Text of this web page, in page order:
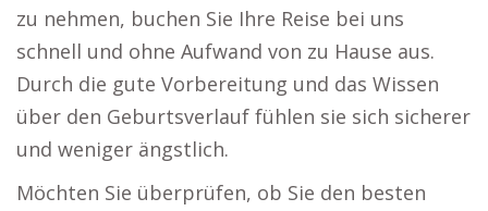
zu nehmen, buchen Sie Ihre Reise bei uns
schnell und ohne Aufwand von zu Hause aus.
Durch die gute Vorbereitung und das Wissen
über den Geburtsverlauf fühlen sie sich sicherer
und weniger ängstlich.
Möchten Sie überprüfen, ob Sie den besten